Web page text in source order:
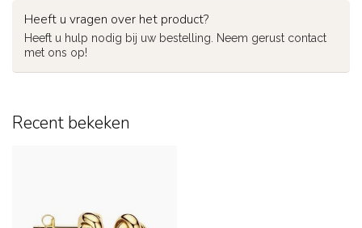
Heeft u vragen over het product?
Heeft u hulp nodig bij uw bestelling. Neem gerust contact
met ons op!
Recent bekeken